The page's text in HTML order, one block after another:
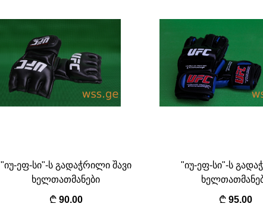
"იუ-ეფ-სი"-ს გადაჭრილი შავი
ხელთათმანები
90.00
"იუ-ეფ-სი"-ს
95.00